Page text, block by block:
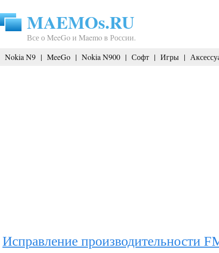
MAEMOs.RU
Все о MeeGo и Maemo в России.
Nokia N9 | MeeGo | Nokia N900 | Софт | Игры |
Исправление производительности